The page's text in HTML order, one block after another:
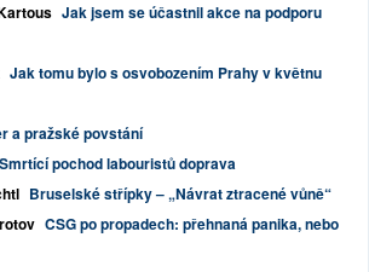
Jak jsem se účastnil akce na podporu
Jak tomu bylo s osvobozením Prahy v květnu
a pražské povstání
pochod labouristů doprava
Bruselské střípky – „Návrat ztracené vůně“
CSG po propadech: přehnaná panika, nebo